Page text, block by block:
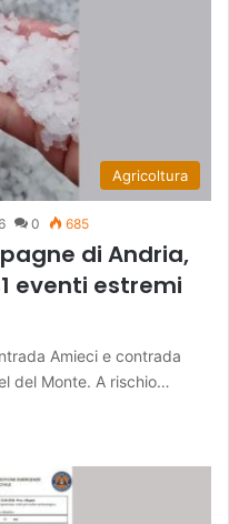
Agricoltura
0 685
di Andria,
eventi estremi
Amieci e contrada
del Monte. A rischio…